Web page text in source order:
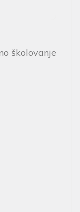
školovanje